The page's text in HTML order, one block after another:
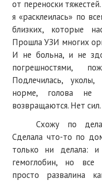
№ 8
КНИГИ
Список наших книг
Страница поиска
Новые книги
Е. Богатырев «Повесть
В. Щагин «Мяч и время»
от переноски
я «расклеилась» по
близких, которые
Прошла УЗИ многих
И не больна, и не
погрешностями,
Подлечилась,
норме, голова не
возвращаются. Нет
Схожу по
Сделала что-то по
только ни делала:
гемоглобин, но все
просто развалина